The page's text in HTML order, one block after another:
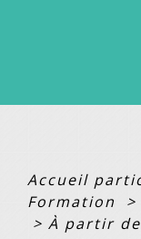
Accueil
Formation
>
> À partir